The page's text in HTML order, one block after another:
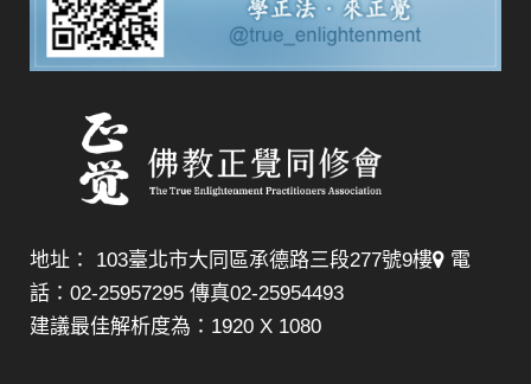
地址： 103臺北市大同區承德路三段277號9樓
電
話：02-25957295 傳真02-25954493
建議最佳解析度為：1920 X 1080